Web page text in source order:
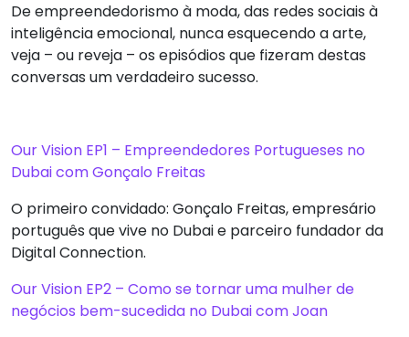
De empreendedorismo à moda, das redes sociais à
inteligência emocional, nunca esquecendo a arte,
veja – ou reveja – os episódios que fizeram destas
conversas um verdadeiro sucesso.
Our Vision EP1 – Empreendedores Portugueses no
Dubai com Gonçalo Freitas
O primeiro convidado: Gonçalo Freitas, empresário
português que vive no Dubai e parceiro fundador da
Digital Connection.
Our Vision EP2 – Como se tornar uma mulher de
negócios bem-sucedida no Dubai com Joan